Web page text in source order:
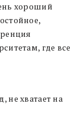
хороший
где все
не хватает на